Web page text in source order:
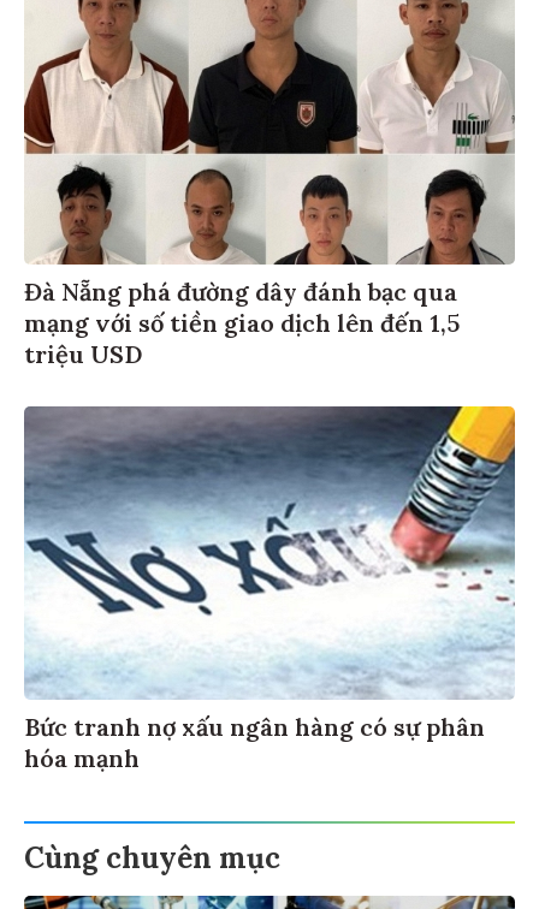
Đà Nẵng phá đường dây đánh bạc qua
mạng với số tiền giao dịch lên đến 1,5
triệu USD
Bức tranh nợ xấu ngân hàng có sự phân
hóa mạnh
Cùng chuyên mục